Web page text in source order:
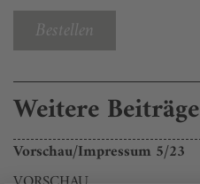
Bestellen
Weitere Beiträge
Vorschau/Impressum 5/23